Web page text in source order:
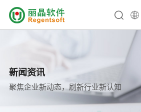
新闻资讯
聚焦企业新动态，刷新行业新认知